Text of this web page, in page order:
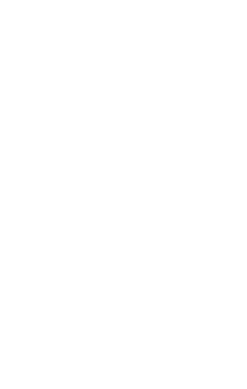
(Colissimo Expert –
& collect à la
€ d’achat
Relay Europe – 72 H)
– 48 H)